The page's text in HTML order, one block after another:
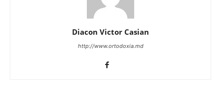
Diacon Victor Casian
http://www.ortodoxia.md